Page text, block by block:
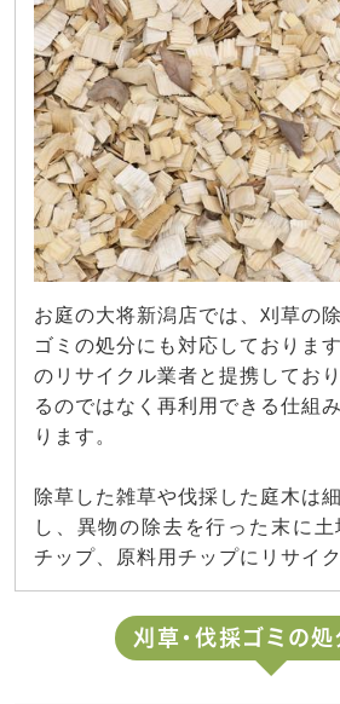
お庭の大将新潟店では、刈草の
ゴミの処分にも対応しておりま
のリサイクル業者と提携してお
るのではなく再利用できる仕組
ります。
除草した雑草や伐採した庭木は
し、異物の除去を行った末に
チップ、原料用チップにリサイ
刈草・伐採ゴミの処